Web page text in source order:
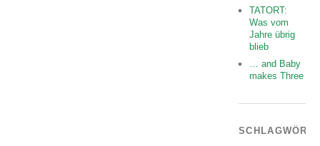
TATORT:
Was vom
Jahre übrig
blieb
… and Baby
makes Three